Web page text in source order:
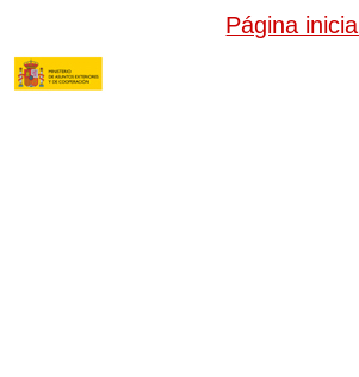
Página inicial